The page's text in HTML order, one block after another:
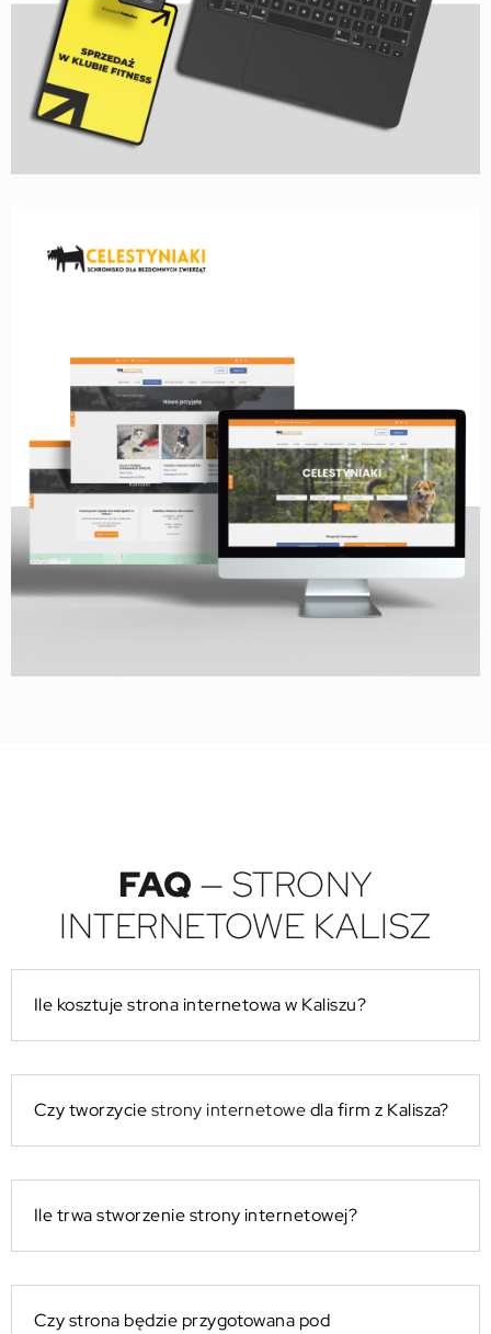
STRONA WWW, MATERIAŁY PROMOCYJNE,
LAYOUT
FAQ — STRONY
INTERNETOWE KALISZ
Ile kosztuje strona internetowa w Kaliszu?
Czy tworzyciestrony internetowedla firm z Kalisza?
Ile trwa stworzenie strony internetowej?
Czy strona będzie przygotowana pod